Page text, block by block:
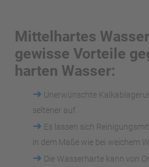
Mittelhartes
gewisse Vorteile
harten Wasser:
➜ Unerwünschte
seltener auf.
➜ Es lassen sich
in dem Maße wie bei weichem
➜ Die Wasserhärte kann von